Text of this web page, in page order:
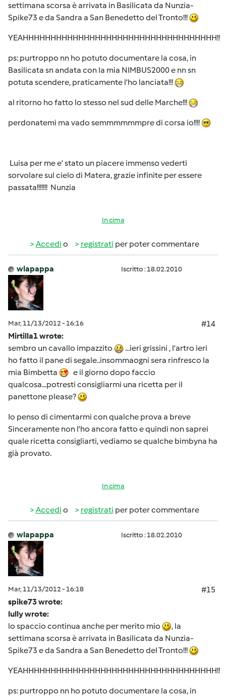
settimana scorsa è arrivata in Basilicata da Nunzia-
Spike73 e da Sandra a San Benedetto del Tronto!!!
YEAHHHHHHHHHHHHHHHHHHHHHHHHHHHHHHHHHHH!!
ps: purtroppo nn ho potuto documentare la cosa, in
Basilicata sn andata con la mia NIMBUS2000 e nn sn
potuta scendere, praticamente l'ho lanciata!!!
al ritorno ho fatto lo stesso nel sud delle Marche!!!
perdonatemi ma vado semmmmmmpre di corsa io!!!!
Luisa per me e' stato un piacere immenso vederti
sorvolare sul cielo di Matera, grazie infinite per essere
passata!!!!!!! Nunzia
In cima
Accedi o registrati per poter commentare
wlapappa Iscritto : 18.02.2010
Mar, 11/13/2012 - 16:16
#14
Mirtilla1 wrote:
sembro un cavallo impazzito
...ieri grissini , l'artro ieri
ho fatto il pane di segale..insommaogni sera rinfresco la
mia Bimbetta
e il giorno dopo faccio
qualcosa...potresti consigliarmi una ricetta per il
panettone please?
Io penso di cimentarmi con qualche prova a breve
Sinceramente non l'ho ancora fatto e quindi non saprei
quale ricetta consigliarti, vediamo se qualche bimbyna ha
già provato.
In cima
Accedi o registrati per poter commentare
wlapappa Iscritto : 18.02.2010
Mar, 11/13/2012 - 16:18
#15
spike73 wrote:
lully wrote:
lo spaccio continua anche per merito mio
, la
settimana scorsa è arrivata in Basilicata da Nunzia-
Spike73 e da Sandra a San Benedetto del Tronto!!!
YEAHHHHHHHHHHHHHHHHHHHHHHHHHHHHHHHHHHH!!
ps: purtroppo nn ho potuto documentare la cosa, in